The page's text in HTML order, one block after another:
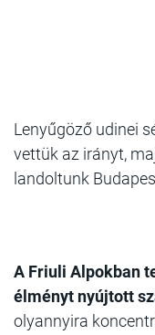
Lenyűgöző udinei
vettük az irányt,
landoltunk
A Friuli Alpokban
élményt nyújtott
olyannyira